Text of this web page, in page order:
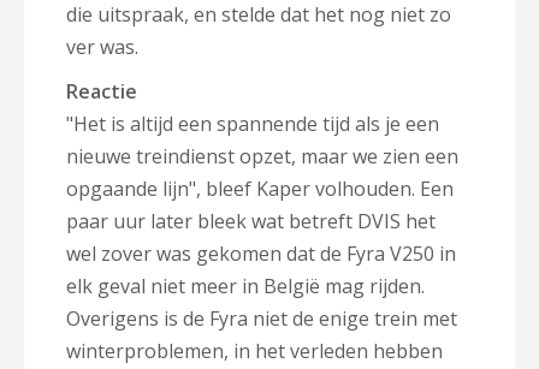
die uitspraak, en stelde dat het nog niet zo
ver was.
Reactie
"Het is altijd een spannende tijd als je een
nieuwe treindienst opzet, maar we zien een
opgaande lijn", bleef Kaper volhouden. Een
paar uur later bleek wat betreft DVIS het
wel zover was gekomen dat de Fyra V250 in
elk geval niet meer in België mag rijden.
Overigens is de Fyra niet de enige trein met
winterproblemen, in het verleden hebben